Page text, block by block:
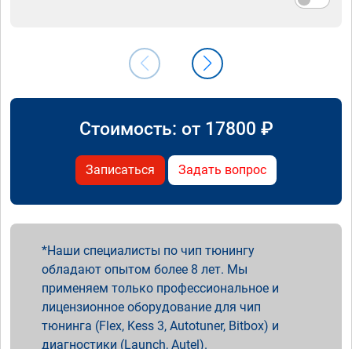
Стоимость: от 17800 ₽
Записаться Задать вопрос
Наши специалисты по чип тюнингу
обладают опытом более 8 лет. Мы
применяем только профессиональное и
лицензионное оборудование для чип
тюнинга (Flex, Kess 3, Autotuner, Bitbox) и
диагностики (Launch, Autel).